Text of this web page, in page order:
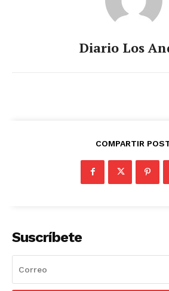
Diario Los
COMPARTIR
Suscríbete